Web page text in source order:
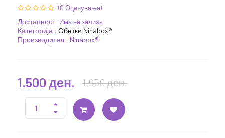
(0 Оценувања)
Достапност :Има на залиха
Категорија : Обетки Ninabox®
Производител : Ninabox®
1.500 ден. 1.950 ден.